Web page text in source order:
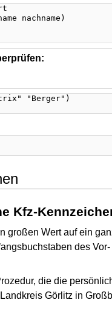
Kfz-
großen Wert auf ein
des
die die
Görlitz in